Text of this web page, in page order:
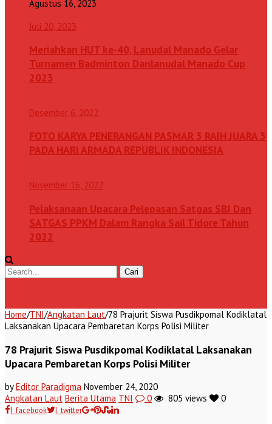
Agustus 16, 2023
Juli 20, 2023
Meriahkan HUT ke-40, Lanudal Manado Gelar
Turnamen Badminton Danlanudal Manado Cup
2023
Desember 6, 2022
FOTO KARYA PENERANGAN PASMAR 3 RAIH JUARA 3
PADA HARI ARMADA REPUBLIK INDONESIA
November 16, 2022
Pelaksanaan Upacara Pelepasan Satgas SBJ Dan
SATGAS PPKM Dalam Rangka Sail Tidore Tahun
2022
Home/TNI/Angkatan Laut/78 Prajurit Siswa Pusdikpomal Kodiklatal
Laksanakan Upacara Pembaretan Korps Polisi Militer
78 Prajurit Siswa Pusdikpomal Kodiklatal Laksanakan
Upacara Pembaretan Korps Polisi Militer
byEditor Paradigma November 24, 2020
Angkatan Laut Berita Utama TNI 0 805 views 0
| facebook | twitter